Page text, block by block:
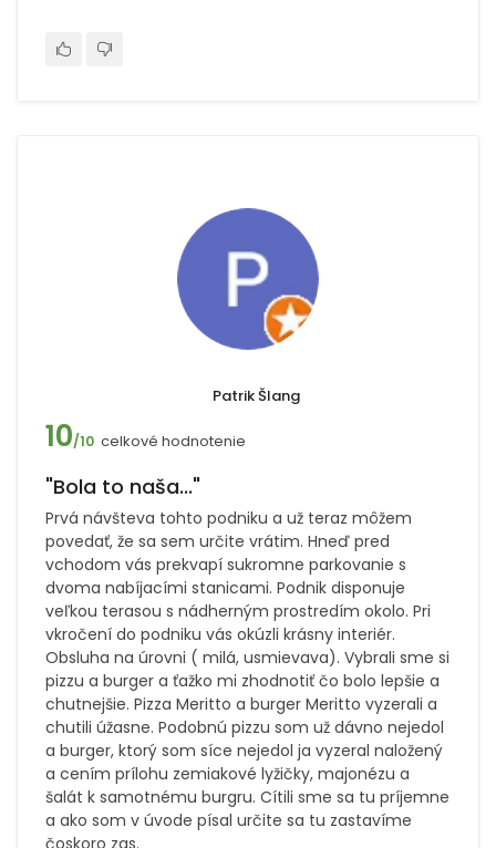
Patrik Šlang
10/10 celkové hodnotenie
"Bola to naša..."
Prvá návšteva tohto podniku a už teraz môžem
povedať, že sa sem určite vrátim. Hneď pred
vchodom vás prekvapí sukromne parkovanie s
dvoma nabíjacími stanicami. Podnik disponuje
veľkou terasou s nádherným prostredím okolo. Pri
vkročení do podniku vás okúzli krásny interiér.
Obsluha na úrovni ( milá, usmievava). Vybrali sme si
pizzu a burger a ťažko mi zhodnotiť čo bolo lepšie a
chutnejšie. Pizza Meritto a burger Meritto vyzerali a
chutili úžasne. Podobnú pizzu som už dávno nejedol
a burger, ktorý som síce nejedol ja vyzeral naložený
a cením prílohu zemiakové lyžičky, majonézu a
šalát k samotnému burgru. Cítili sme sa tu príjemne
a ako som v úvode písal určite sa tu zastavíme
čoskoro zas.